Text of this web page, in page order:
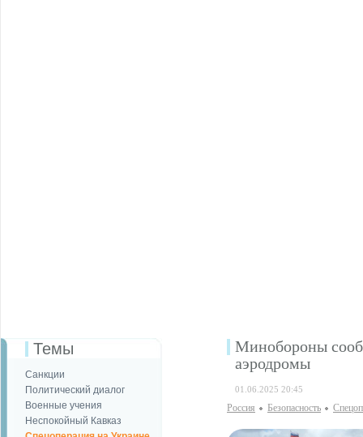
Темы
Санкции
Политический диалог
Военные учения
Неспокойный Кавказ
Минобороны
аэродромы
01.06.2025 20:45
Россия Безопаcность